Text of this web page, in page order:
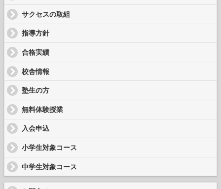
サクセスの取組
指導方針
合格実績
校舎情報
塾生の方
無料体験授業
入会申込
小学生対象コース
中学生対象コース